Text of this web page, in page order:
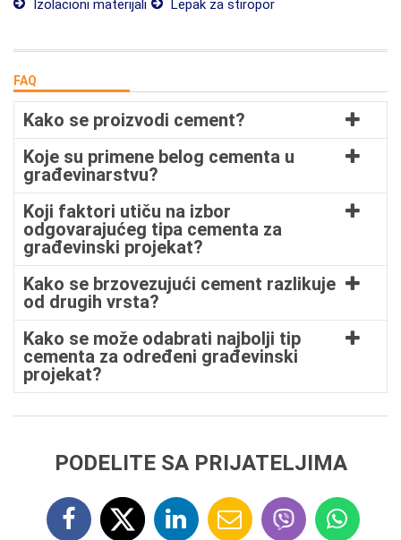
Izolacioni materijali
Lepak za stiropor
FAQ
Kako se proizvodi cement?
Koje su primene belog cementa u
građevinarstvu?
Koji faktori utiču na izbor
odgovarajućeg tipa cementa za
građevinski projekat?
Kako se brzovezujući cement razlikuje
od drugih vrsta?
Kako se može odabrati najbolji tip
cementa za određeni građevinski
projekat?
PODELITE SA PRIJATELJIMA